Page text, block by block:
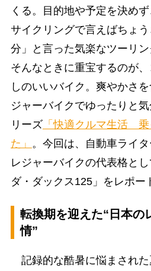
くる。目的地や予定を決めず
サイクリングで言えばちょ
分」と言った気楽なツーリン
そんなときに重宝するのが
しのいいバイク。爽やかさ
ジャーバイクでゆったりと
リーズ「快適クルマ生活 乗
た」 。今回は、自動車ライタ
レジャーバイクの代表格と
ダ・ダックス125」をレポー
転換期を迎えた“日本の
情”
記録的な酷暑に悩まされ